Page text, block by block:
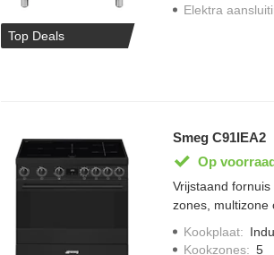
Top Deals
Elektra
Smeg C91IEA2
Op
Vrijstaand
zones, multizone
indicator, 1
verlichting,
Kookplaat:
Kookzones: 5